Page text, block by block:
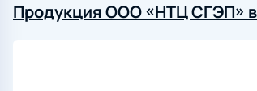
Продукция ООО «НТЦ СГЭП» в